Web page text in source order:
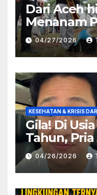
Dari Aceh
Menanam
Redam
04/27/2026
KESEHATAN & KRISIS
Gila! Di
Tahun,
Kanker
04/26/2026